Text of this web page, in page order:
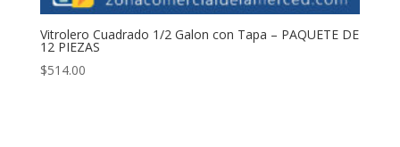
Vitrolero Cuadrado 1/2 Galon con Tapa – PAQUETE DE
12 PIEZAS
$514.00